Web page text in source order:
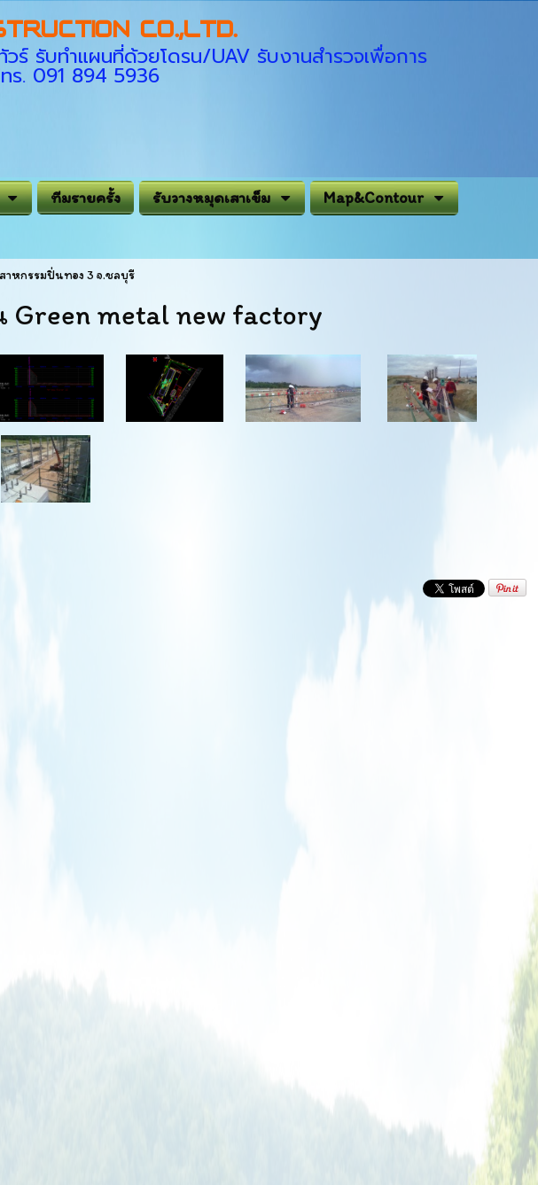
CO.,LTD.
ร์ รับทำแผนที่ด้วยโดรน/UAV รับงานสำรวจเพื่อการ
ร. 091 894 5936
ทีมรายครั้ง รับวางหมุดเสาเข็ม Map&Contour
าหกรรมปิ่นทอง 3 จ.ชลบุรี
Green metal new factory